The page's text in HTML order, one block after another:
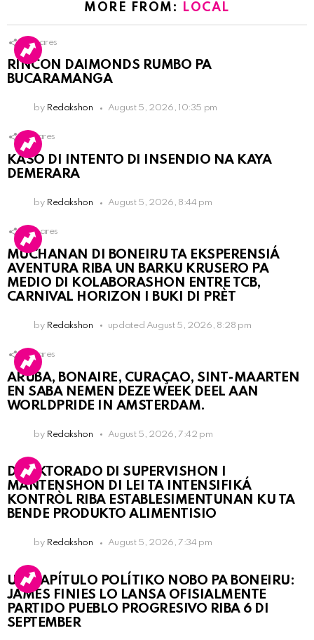
MORE FROM: LOCAL
Shares
RINCON DAIMONDS RUMBO PA
BUCARAMANGA
by Redakshon August 5, 2026, 10:35 pm
Shares
KASO DI INTENTO DI INSENDIO NA KAYA
DEMERARA
by Redakshon August 5, 2026, 8:44 pm
Shares
MUCHANAN DI BONEIRU TA EKSPERENSIÁ
AVENTURA RIBA UN BARKU KRUSERO PA
MEDIO DI KOLABORASHON ENTRE TCB,
CARNIVAL HORIZON I BUKI DI PRÈT
by Redakshon updated August 5, 2026, 8:28 pm
Shares
ARUBA, BONAIRE, CURAÇAO, SINT-MAARTEN
EN SABA NEMEN DEZE WEEK DEEL AAN
WORLDPRIDE IN AMSTERDAM.
by Redakshon August 5, 2026, 7:42 pm
DIREKTORADO DI SUPERVISHON I
MANTENSHON DI LEI TA INTENSIFIKÁ
KONTRÒL RIBA ESTABLESIMENTUNAN KU TA
BENDE PRODUKTO ALIMENTISIO
by Redakshon August 5, 2026, 7:34 pm
UN KAPÍTULO POLÍTIKO NOBO PA BONEIRU:
JAMES FINIES LO LANSA OFISIALMENTE
PARTIDO PUEBLO PROGRESIVO RIBA 6 DI
SEPTEMBER